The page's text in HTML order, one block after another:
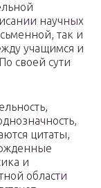
научных
так и
учащимся и
своей сути
цитаты,
и
области